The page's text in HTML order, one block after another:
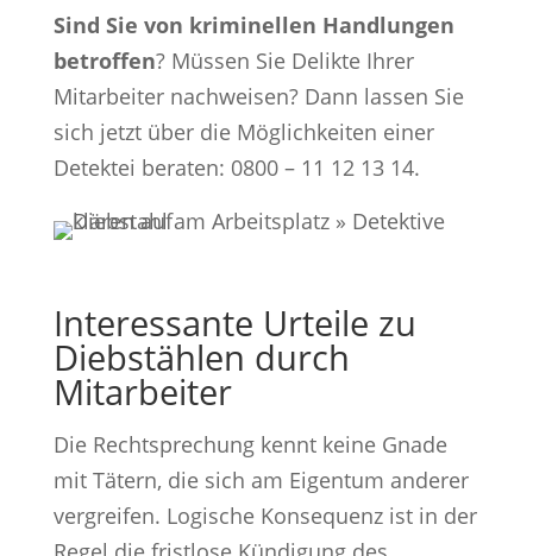
Sind Sie von kriminellen Handlungen
betroffen? Müssen Sie Delikte Ihrer
Mitarbeiter nachweisen? Dann lassen Sie
sich jetzt über die Möglichkeiten einer
Detektei beraten: 0800 – 11 12 13 14.
Interessante Urteile zu
Diebstählen durch
Mitarbeiter
Die Rechtsprechung kennt keine Gnade
mit Tätern, die sich am Eigentum anderer
vergreifen. Logische Konsequenz ist in der